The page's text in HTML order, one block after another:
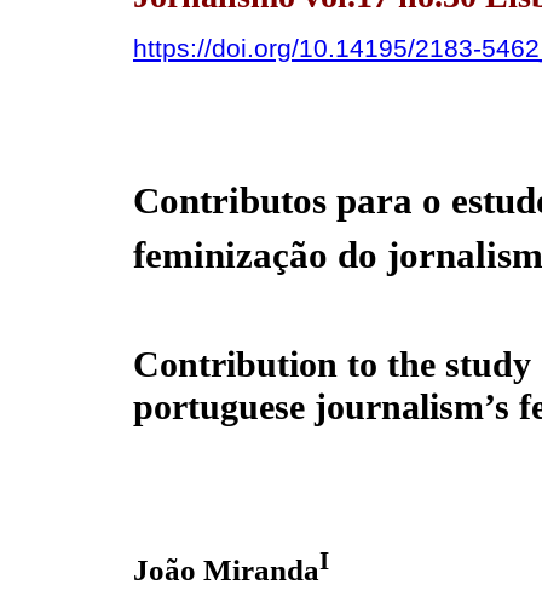
https://doi.org/10.14195/2183-
Contributos para o
feminização do
Contribution to the study
portuguese journalism’s
João MirandaI